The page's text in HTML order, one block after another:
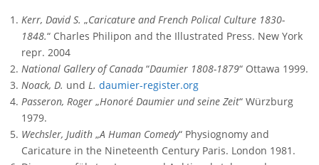
Kerr, David S. „Caricature and French Polical Culture 1830-
1848.“ Charles Philipon and the Illustrated Press. New York
repr. 2004
National Gallery of Canada “Daumier 1808-1879“ Ottawa 1999.
Noack, D. und L. daumier-register.org
Passeron, Roger „Honoré Daumier und seine Zeit“ Würzburg
1979.
Wechsler, Judith „A Human Comedy“ Physiognomy and
Caricature in the Nineteenth Century Paris. London 1981.